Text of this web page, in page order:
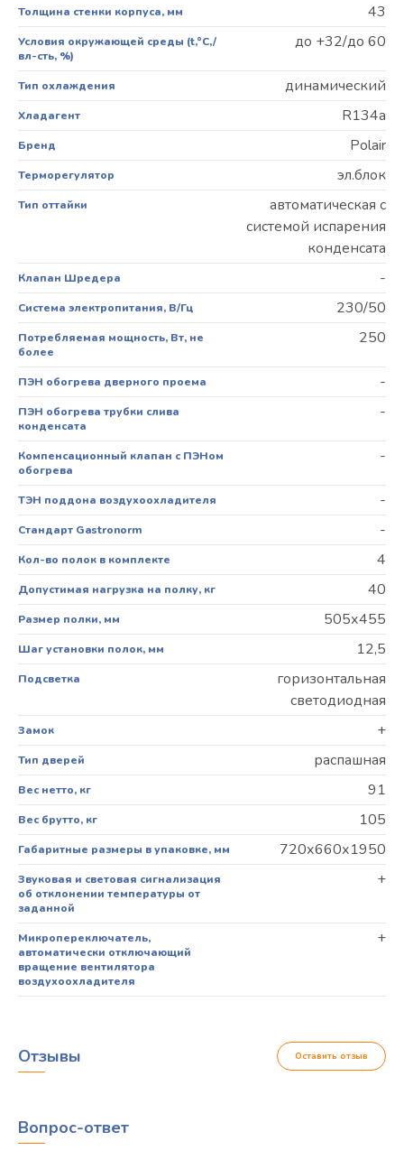
Толщина стенки корпуса, мм 43
Условия окружающей среды (t,°C,/
вл-сть, %)
до +32/до 60
Тип охлаждения динамический
Хладагент R134a
Бренд Polair
Терморегулятор эл.блок
Тип оттайки
автоматическая с
системой испарения
конденсата
Клапан Шредера -
Система электропитания, В/Гц 230/50
Потребляемая мощность, Вт, не
более
250
ПЭН обогрева дверного проема -
ПЭН обогрева трубки слива
конденсата
-
Компенсационный клапан с ПЭНом
обогрева
-
ТЭН поддона воздухоохладителя -
Стандарт Gastronorm -
Кол-во полок в комплекте 4
Допустимая нагрузка на полку, кг 40
Размер полки, мм 505х455
Шаг установки полок, мм 12,5
Подсветка
горизонтальная
светодиодная
Замок +
Тип дверей распашная
Вес нетто, кг 91
Вес брутто, кг 105
Габаритные размеры в упаковке, мм 720х660х1950
Звуковая и световая сигнализация
об отклонении температуры от
заданной
+
Микропереключатель,
автоматически отключающий
вращение вентилятора
воздухоохладителя
+
Отзывы Оставить отзыв
Вопрос-ответ